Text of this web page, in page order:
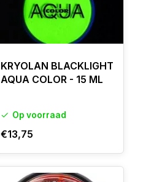
KRYOLAN BLACKLIGHT
AQUA COLOR - 15 ML
Op voorraad
€13,75